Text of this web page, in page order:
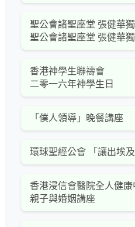
聖公會諸聖座堂 張健華
聖公會諸聖座堂 張健華
香港神學生聯禱會
二零一六年神學生日
「僕人領導」晚餐講座
環球聖經公會 「讓出埃
香港浸信會醫院全人健康
親子與婚姻講座